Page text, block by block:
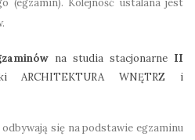
na studia stacjonarne II
ARCHITEKTURA WNĘTRZ i
się na podstawie egzaminu